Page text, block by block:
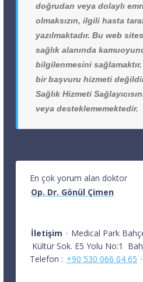
doğrudan veya dolaylı
olmaksızın, ilgili hasta
yazılmaktadır. Bu web
sağlık alanında
bilgilenmesini
bir başvuru hizmeti
Sağlık Hizmeti
veya desteklememektedir.
En çok yorum alan doktor
Op. Dr. Gönül Çimen
İletişim · Medical Park
Kültür Sok. E5 Yolu No:1
Telefon : +90 530 066 04 65 ·